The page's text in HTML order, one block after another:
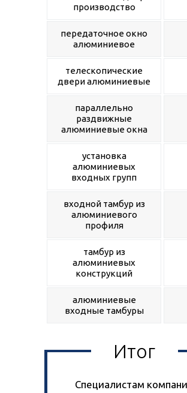
производство
передаточное окно
алюминиевое
телескопические
двери алюминиевые
параллельно
раздвижные
алюминиевые окна
установка
алюминиевых
входных групп
входной тамбур из
алюминиевого
профиля
тамбур из
алюминиевых
конструкций
алюминиевые
входные тамбуры
Итог
Специалистам